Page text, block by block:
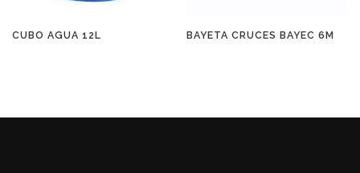
CUBO AGUA 12L BAYETA CRUCES BAYEC 6M